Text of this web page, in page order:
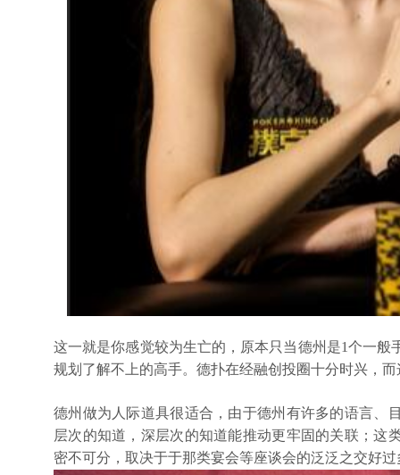
这一就是你感觉较为生亡的，原本只当德州是1个一
规划了解不上的高手。德扑在经融创投圈十分时兴，
德州做为人际道具很适合，由于德州有许多的语言、
层次的知道，深层次的知道能推动更牢固的关联；这
密不可分，取决于于那类宴会等座谈会的泛泛之交好过